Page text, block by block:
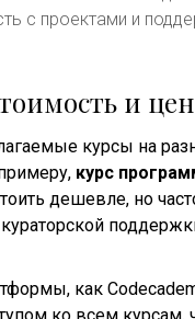
с проектами и
и
курсы на
курс
дешевле, но
как